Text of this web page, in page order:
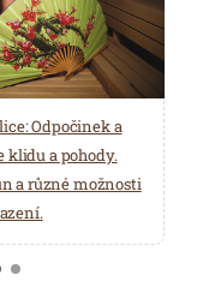
Odpočinek a
klidu a pohody.
a různé možnosti
Odpočiňte si od
dnů a přijeďte
energii do
Lázní.